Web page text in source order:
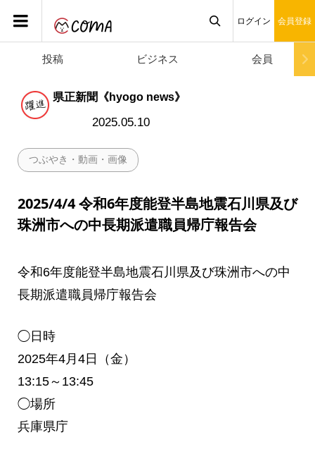
ログイン 会員登録
投稿 ビジネス 会員
県正新聞《hyogo news》
2025.05.10
つぶやき・動画・画像
2025/4/4 令和6年度能登半島地震石川県及び
珠洲市への中長期派遣職員帰庁報告会
令和6年度能登半島地震石川県及び珠洲市への中
長期派遣職員帰庁報告会
◯日時
2025年4月4日（金）
13:15～13:45
◯場所
兵庫県庁